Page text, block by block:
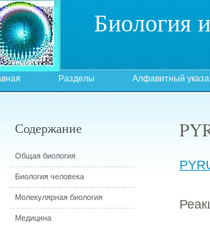
Биология
Разделы Алфавитный
Содержание
Общая биология
Биология человека
Молекулярная биология
Медицина